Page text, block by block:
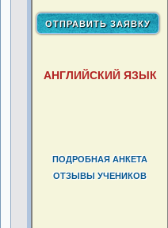
АНГЛИЙСКИЙ ЯЗЫК
ПОДРОБНАЯ АНКЕТА
ОТЗЫВЫ УЧЕНИКОВ